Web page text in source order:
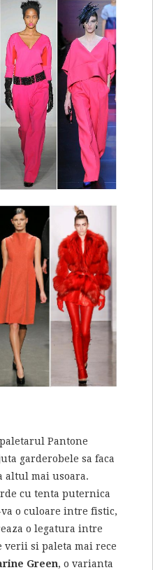
Pantone
garderobele sa faca
altul mai usoara.
cu tenta puternica
o culoare intre fistic,
o legatura intre
si paleta mai rece
Green, o varianta